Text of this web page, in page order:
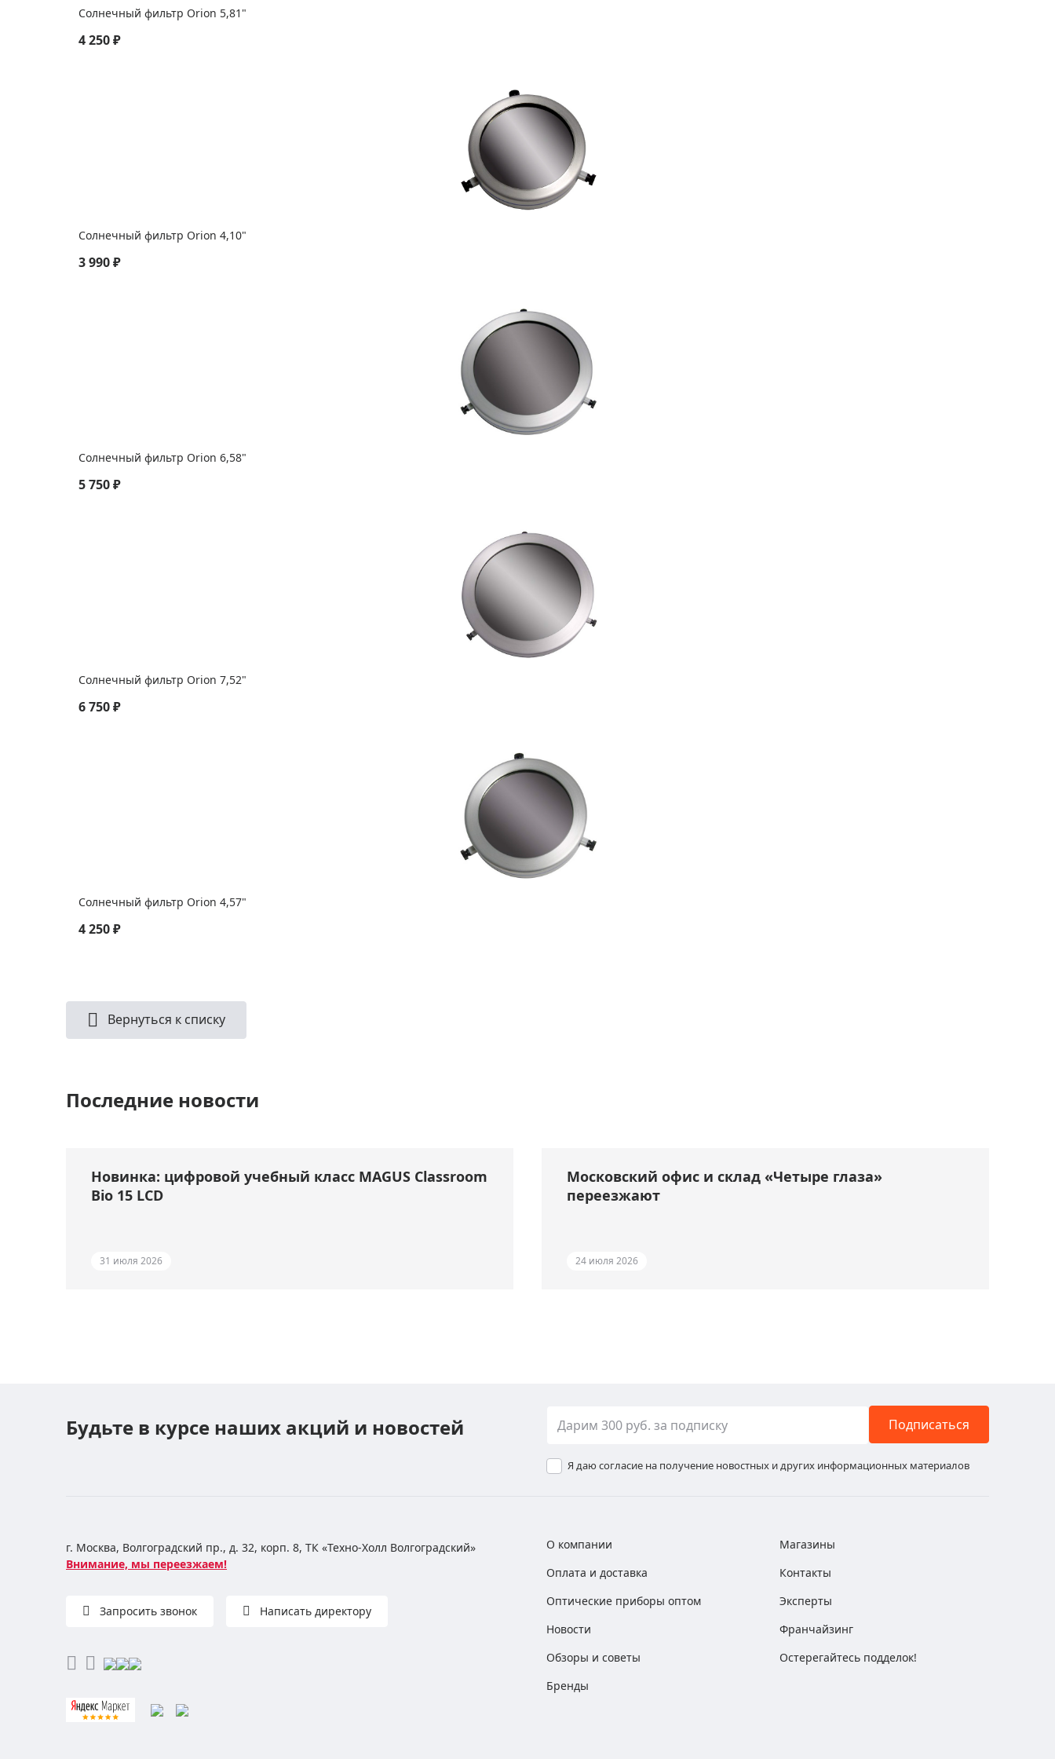
Солнечный фильтр Orion 5,81"
4 250 ₽
Солнечный фильтр Orion 4,10"
3 990 ₽
Солнечный фильтр Orion 6,58"
5 750 ₽
Солнечный фильтр Orion 7,52"
6 750 ₽
Солнечный фильтр Orion 4,57"
4 250 ₽
Вернуться к списку
Последние новости
Новинка: цифровой учебный класс MAGUS Classroom
Bio 15 LCD
31 июля 2026
Московский офис и склад «Четыре глаза»
переезжают
24 июля 2026
Будьте в курсе наших акций и новостей Подписаться
Я даю согласие на получение новостных и других информационных материалов
г. Москва, Волгоградский пр., д. 32, корп. 8, ТК «Техно-Холл Волгоградский»
Внимание, мы переезжаем!
Запросить звонок Написать директору
О компании
Оплата и доставка
Оптические приборы оптом
Новости
Обзоры и советы
Бренды
Магазины
Контакты
Эксперты
Франчайзинг
Остерегайтесь подделок!